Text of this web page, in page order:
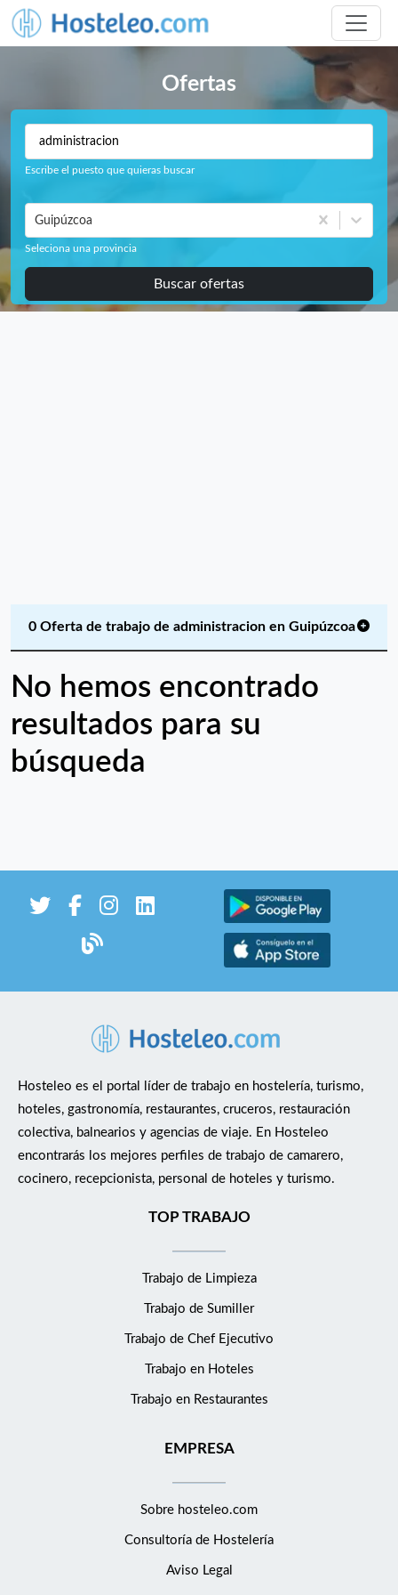
Ofertas
Escribe el puesto que quieras buscar
Guipúzcoa
Seleciona una provincia
Buscar ofertas
0 Oferta de trabajo de administracion en Guipúzcoa
No hemos encontrado
resultados para su
búsqueda
Hosteleo es el portal líder de trabajo en hostelería, turismo,
hoteles, gastronomía, restaurantes, cruceros, restauración
colectiva, balnearios y agencias de viaje. En Hosteleo
encontrarás los mejores perfiles de trabajo de camarero,
cocinero, recepcionista, personal de hoteles y turismo.
TOP TRABAJO
Trabajo de Limpieza
Trabajo de Sumiller
Trabajo de Chef Ejecutivo
Trabajo en Hoteles
Trabajo en Restaurantes
EMPRESA
Sobre hosteleo.com
Consultoría de Hostelería
Aviso Legal